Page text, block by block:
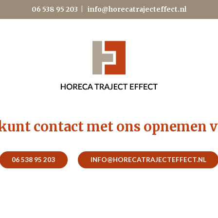
06 538 95 203 info@horecatrajecteffect.nl
contact met ons opnemen
06 538 95 203 INFO@HORECATRAJECTEFFECT.NL